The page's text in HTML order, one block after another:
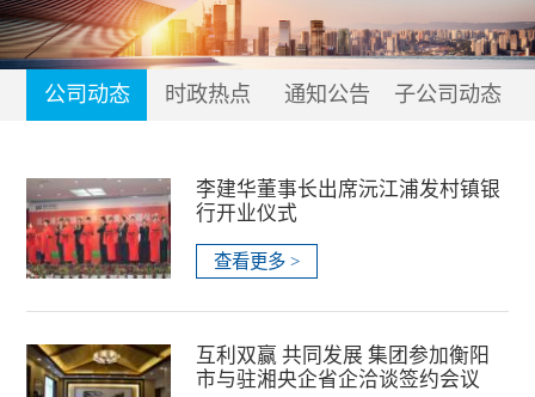
公司动态 时政热点 通知公告 子公司动态
李建华董事长出席沅江浦发村镇银
行开业仪式
查看更多 >
互利双赢 共同发展 集团参加衡阳
市与驻湘央企省企洽谈签约会议